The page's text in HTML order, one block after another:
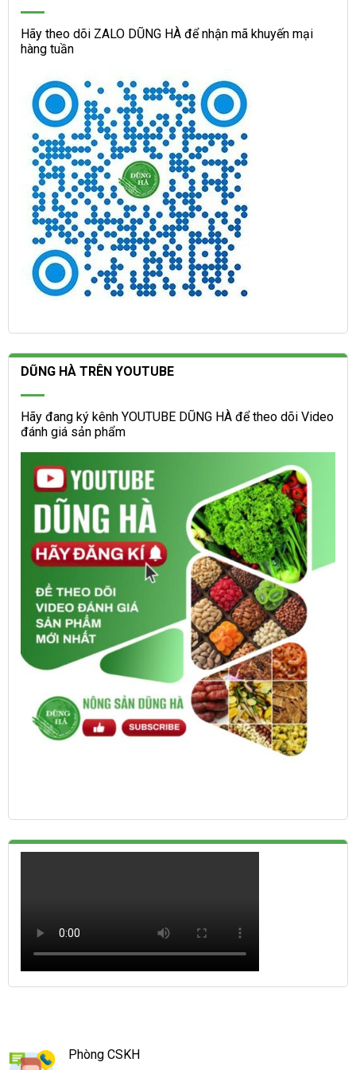
Hãy theo dõi ZALO DŨNG HÀ để nhận mã khuyến mại
hàng tuần
DŨNG HÀ TRÊN YOUTUBE
Hãy đang ký kênh YOUTUBE DŨNG HÀ để theo dõi Video
đánh giá sản phẩm
Phòng CSKH